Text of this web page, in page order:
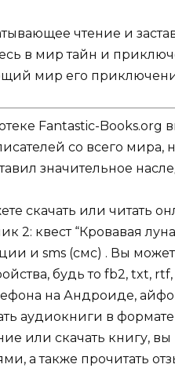
чтение и
в мир тайн и
мир его
Fantastic-Books.org
со всего мира,
значительное
скачать или читать
2: квест “Кровавая
и sms (смс) . Вы
будь то fb2, txt,
на Андроиде,
аудиокниги в
или скачать книгу,
а также прочитать